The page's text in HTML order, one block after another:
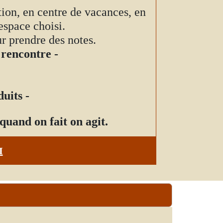
en centre de vacances, en
choisi.
prendre des notes.
-
-
on fait on agit.